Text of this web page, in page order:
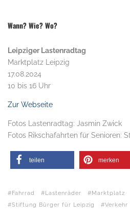
Wann? Wie? Wo?
Leipziger Lastenradtag
Marktplatz Leipzig
17.08.2024
10 bis 16 Uhr
Zur Webseite
Fotos Lastenradtag: Jasmin Zwick
Fotos Rikschafahrten für Senioren:
teilen merken
Fahrrad Lastenräder Marktplatz
Stiftung Bürger für Leipzig
Verkehr